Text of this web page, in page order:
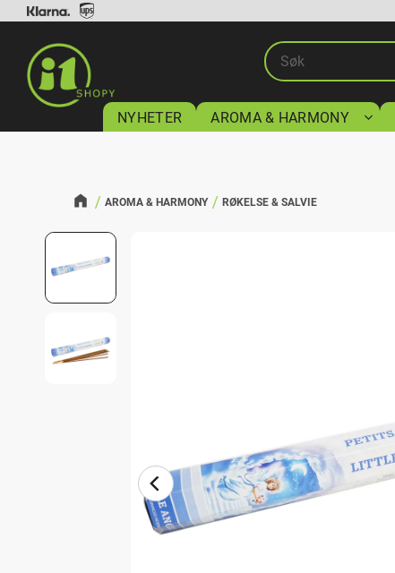
NYHETER AROMA & HARMONY
AROMA & HARMONY RØKELSE & SALVIE